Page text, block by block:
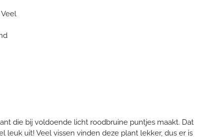
die bij voldoende licht roodbruine puntjes maakt. Dat
leuk uit! Veel vissen vinden deze plant lekker, dus er is